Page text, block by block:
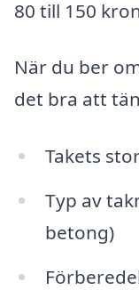
80 till 150
När du ber
det bra att
Takets
Typ av
betong)